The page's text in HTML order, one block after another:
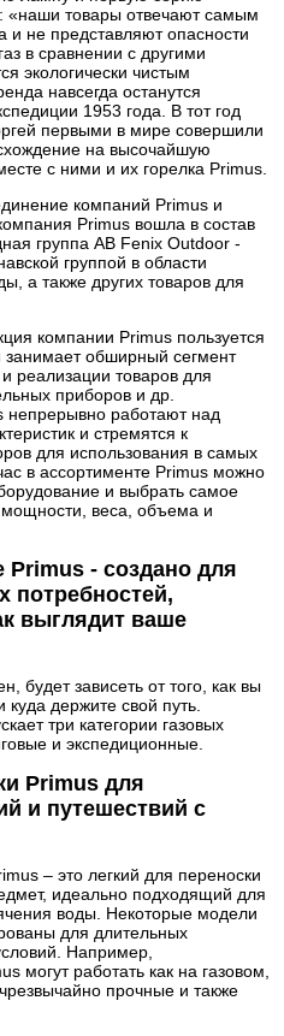
«наши товары отвечают самым
и не представляют опасности
в сравнении с другими
экологически чистым
навсегда останутся
1953 года. В тот год
первыми в мире совершили
на высочайшую
с ними и их горелка Primus.
компаний Primus и
Primus вошла в состав
группа AB Fenix Outdoor -
группой в области
а также других товаров для
компании Primus пользуется
обширный сегмент
реализации товаров для
приборов и др.
работают над
и стремятся к
для использования в самых
в ассортименте Primus можно
и выбрать самое
веса, объема и
Primus - создано для
потребностей,
выглядит ваше
будет зависеть от того, как вы
куда держите свой путь.
три категории газовых
и экспедиционные.
Primus для
и путешествий с
– это легкий для переноски
идеально подходящий для
воды. Некоторые модели
для длительных
Например,
могут работать как на газовом,
прочные и также